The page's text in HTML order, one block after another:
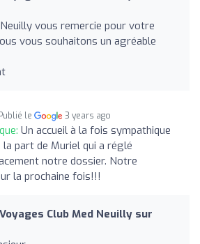
vous remercie pour votre
vous souhaitons un agréable
Publié le 3 years ago
Un accueil à la fois sympathique
part de Muriel qui a réglé
notre dossier. Notre
la prochaine fois!!!
Club Med Neuilly sur